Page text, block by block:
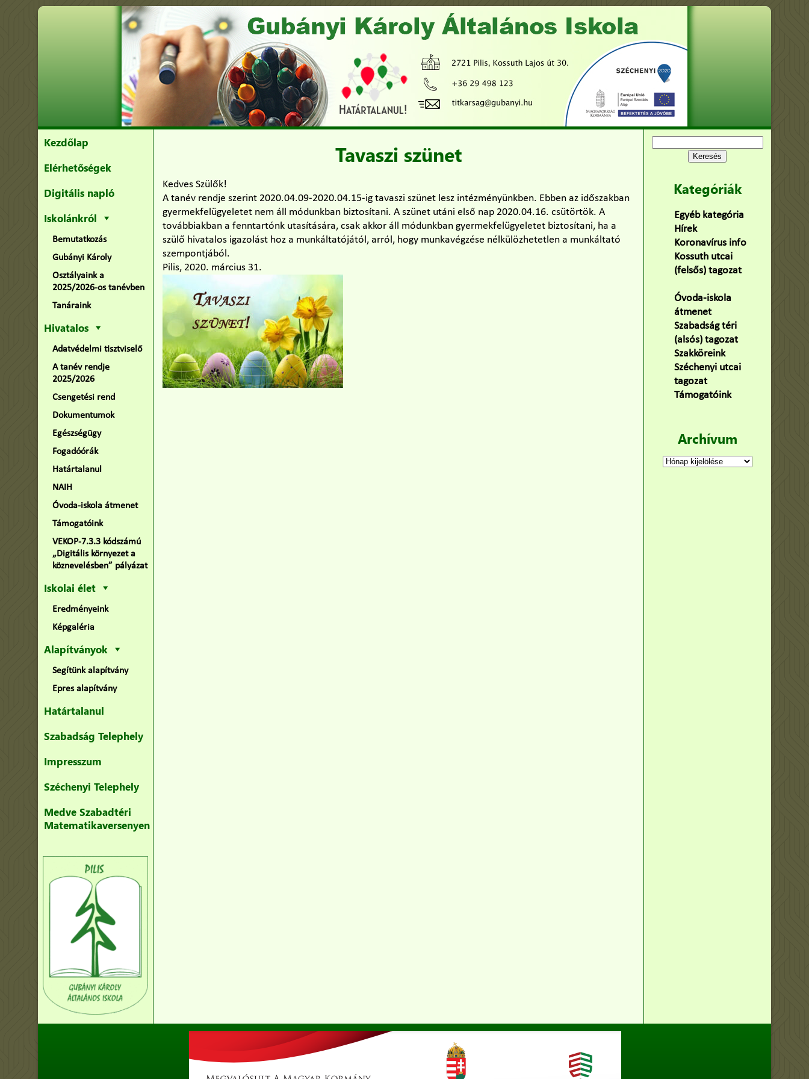
Kezdőlap
Elérhetőségek
Digitális napló
Iskolánkról
Bemutatkozás
Gubányi Károly
Osztályaink a
2025/2026-os tanévben
Tanáraink
Hivatalos
Adatvédelmi tisztviselő
A tanév rendje
2025/2026
Csengetési rend
Dokumentumok
Egészségügy
Fogadóórák
Határtalanul
NAIH
Óvoda-iskola átmenet
Támogatóink
VEKOP-7.3.3 kódszámú
„Digitális környezet a
köznevelésben” pályázat
Iskolai élet
Eredményeink
Képgaléria
Alapítványok
Segítünk alapítvány
Epres alapítvány
Határtalanul
Szabadság Telephely
Impresszum
Széchenyi Telephely
Medve Szabadtéri
Matematikaversenyen
Tavaszi szünet
Kedves Szülők!
A tanév rendje szerint 2020.04.09-2020.04.15-ig tavaszi szünet lesz intézményünkben. Ebben az időszakban
gyermekfelügyeletet nem áll módunkban biztosítani. A szünet utáni első nap 2020.04.16. csütörtök. A
továbbiakban a fenntartónk utasítására, csak akkor áll módunkban gyermekfelügyeletet biztosítani, ha a
szülő hivatalos igazolást hoz a munkáltatójától, arról, hogy munkavégzése nélkülözhetetlen a munkáltató
szempontjából.
Pilis, 2020. március 31.
Kategóriák
Egyéb kategória
Hírek(478)
Koronavírus info(2)
Kossuth utcai
(felsős) tagozat
Óvoda-iskola
átmenet(22)
Szabadság téri
(alsós) tagozat(160)
Szakköreink(3)
Széchenyi utcai
tagozat(141)
Támogatóink(9)
Archívum
Archívum